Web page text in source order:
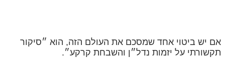
אם יש ביטוי אחד שמסכם את העולם הזה, הוא ״סיקור
תקשורתי על יזמות נדל״ן והשבחת קרקע״.